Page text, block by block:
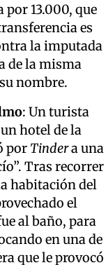
por 13.000, que
es
la imputada
de la misma
nombre.
: Un turista
hotel de la
por Tindera una
Tras recorrer
habitación del
el
al baño, para
en una de
que le provocó